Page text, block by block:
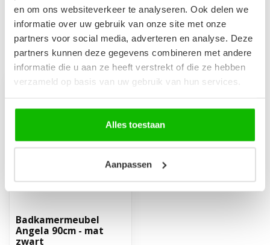
en om ons websiteverkeer te analyseren. Ook delen we
informatie over uw gebruik van onze site met onze
partners voor social media, adverteren en analyse. Deze
partners kunnen deze gegevens combineren met andere
informatie die u aan ze heeft verstrekt of die ze hebben
verzameld op basis van uw gebruik van hun services.
Alles toestaan
Aanpassen
Recent bekeken
Badkamermeubel
Angela 90cm - mat
zwart